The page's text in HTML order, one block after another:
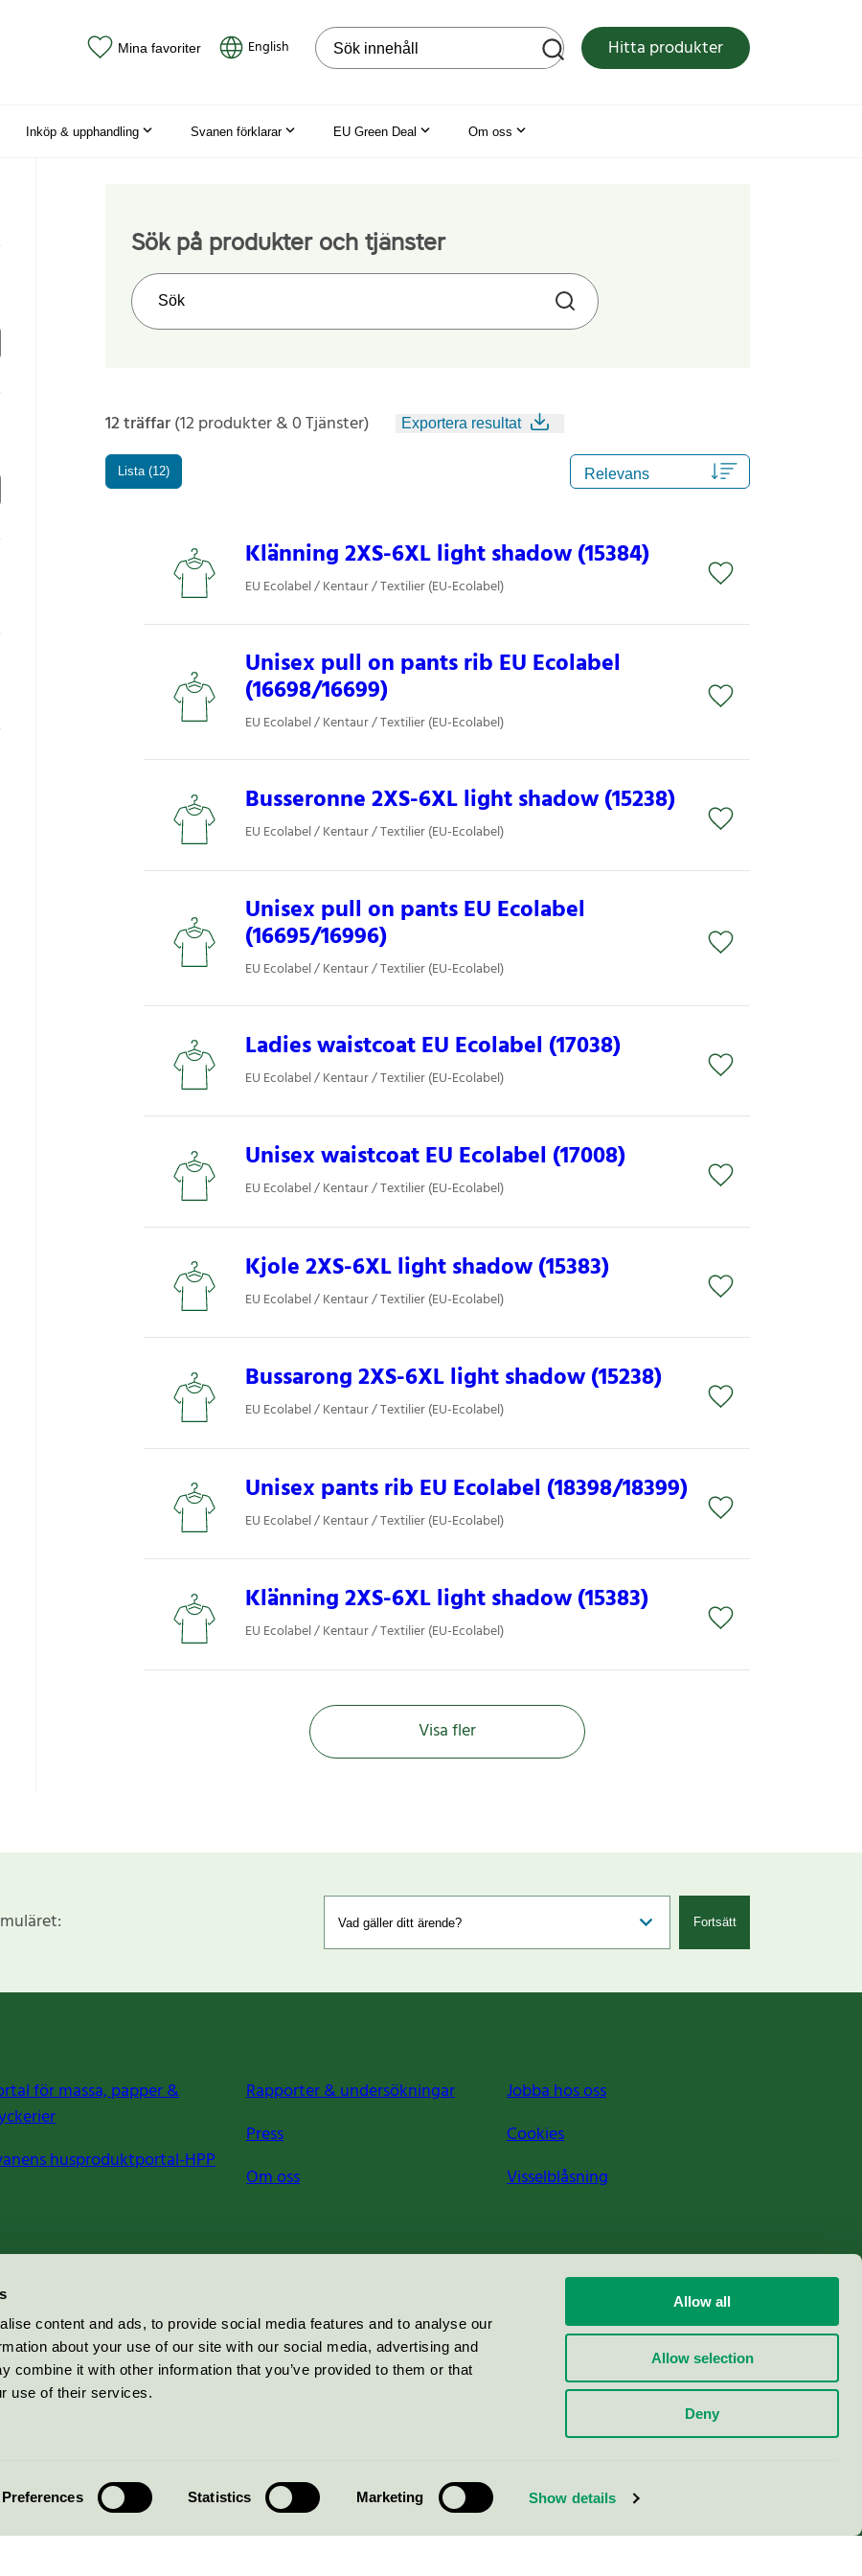
content and ads, to provide social media features and to analyse our
about your use of our site with our social media, advertising and
combine it with other information that you’ve provided to them or that
use of their services.
Preferences Statistics Marketing Show details
Allow all
Allow selection
Deny
Mina favoriter English Sök på webbplatsen Hitta produkter
Inköp & upphandling Svanen förklarar EU Green Deal Om oss
Sök på produkter och tjänster
Sök på webbplatsen
12 träffar(12 produkter & 0 Tjänster) Exportera resultat
Lista (12)
Klänning 2XS-6XL light shadow (15384)
EU Ecolabel / Kentaur / Textilier (EU-Ecolabel)
Unisex pull on pants rib EU Ecolabel
(16698/16699)
EU Ecolabel / Kentaur / Textilier (EU-Ecolabel)
Busseronne 2XS-6XL light shadow (15238)
EU Ecolabel / Kentaur / Textilier (EU-Ecolabel)
Unisex pull on pants EU Ecolabel
(16695/16996)
EU Ecolabel / Kentaur / Textilier (EU-Ecolabel)
Ladies waistcoat EU Ecolabel (17038)
EU Ecolabel / Kentaur / Textilier (EU-Ecolabel)
Unisex waistcoat EU Ecolabel (17008)
EU Ecolabel / Kentaur / Textilier (EU-Ecolabel)
Kjole 2XS-6XL light shadow (15383)
EU Ecolabel / Kentaur / Textilier (EU-Ecolabel)
Bussarong 2XS-6XL light shadow (15238)
EU Ecolabel / Kentaur / Textilier (EU-Ecolabel)
Unisex pants rib EU Ecolabel (18398/18399)
EU Ecolabel / Kentaur / Textilier (EU-Ecolabel)
Klänning 2XS-6XL light shadow (15383)
EU Ecolabel / Kentaur / Textilier (EU-Ecolabel)
Visa fler
Fortsätt
för massa, papper &
husproduktportal-HPP
Rapporter & undersökningar
Press
Om oss
Jobba hos oss
Cookies
Visselblåsning